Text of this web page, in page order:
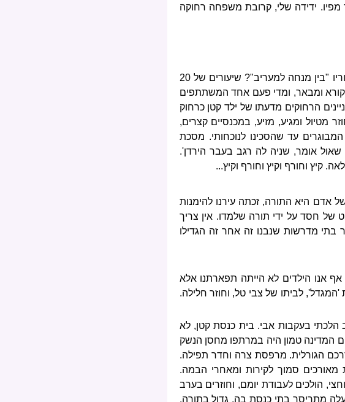
שמעתי לאחרונה שיעור מפיו. ידידה שלי, קרובת משפחה רחוקה
מה היה הרב מן-ההר בשבילי, אז, כילד בן 10, 12, 14, שהייתי בא לשמוע את שיעוריו "בין מנחה למעריב"? שיעורים של 20
ומבאר, ומדי פעם אחד המשתתפים
הרחוקים מדעתו של ילד קטן כרחוק
מטיול ומגיע, מזיע, במכנסיים קצרים,
עד שהסכינו לנוכחותי. מסכת
אומר, שניה לה רגב בעבר הירדן'.
קיץ וחורף וקיץ וחורף וקיץ...
אדם היא התורה, זכתה עירנו להימנות
של חסד על ידי תורה שלמדו. אין צריך
מדרשות שנבנו זה אחר זה הגדילו
אף אנו הילדים לא הייתה תפארתנו אלא
לביתו של צבי טל, וחוזר חלילה.
הלכתי בעקבות אבי. בית כנסת קטן, לא
המדינה טמון היה במרתפו מחסן הנשק
הגורלית. מרפסת צרה וחדר תפילה.
סמוך לקירות ומאחרי הבמה.
הולכים לעבודת יומם, וחוזרים בערב
מתריסר בתי כנסת בה, גדול בתורה,